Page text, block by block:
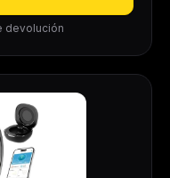
devolución